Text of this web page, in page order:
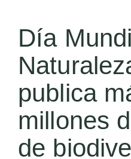
Día
publica
millones
de